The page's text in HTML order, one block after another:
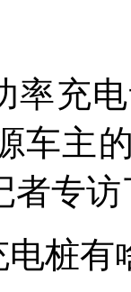
率充
车主
者专
桩有